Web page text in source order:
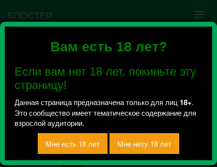
Вам есть 18 лет?
Если вам нет 18 лет, покиньте эту
страницу!
Данная страница предназначена только для лиц 18+.
Это сообщество имеет тематическое содержание для
взрослой аудитории.
ВПОСТЕР
Ошибка VK API #5
сообщества нужно авторизоваться на сервисе
повторно.
Гуляй Гомель BY 18+
Всего 1, за сегодня 0 сообщений
отправлено / Рейтинг 0.5